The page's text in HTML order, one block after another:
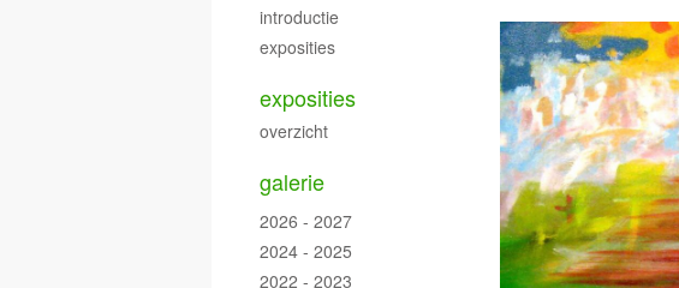
introductie
exposities
exposities
overzicht
galerie
2026 - 2027
2024 - 2025
2022 - 2023